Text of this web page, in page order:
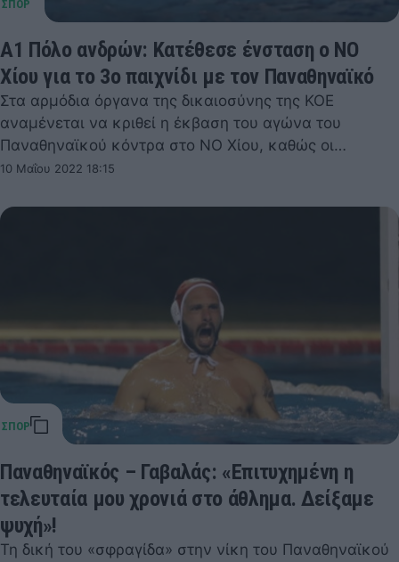
Α1 Πόλο ανδρών: Κατέθεσε ένσταση ο ΝΟ
Χίου για το 3ο παιχνίδι με τον Παναθηναϊκό
Στα αρμόδια όργανα της δικαιοσύνης της ΚΟΕ
αναμένεται να κριθεί η έκβαση του αγώνα του
Παναθηναϊκού κόντρα στο ΝΟ Χίου, καθώς οι…
10 Μαΐου 2022 18:15
Παναθηναϊκός – Γαβαλάς: «Επιτυχημένη η
τελευταία μου χρονιά στο άθλημα. Δείξαμε
ψυχή»!
Τη δική του «σφραγίδα» στην νίκη του Παναθηναϊκού